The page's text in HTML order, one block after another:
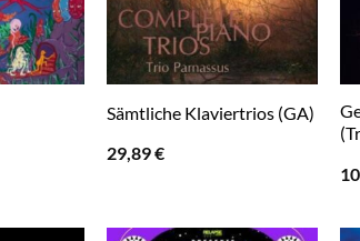
Sämtliche Klaviertrios (GA)
29,89€